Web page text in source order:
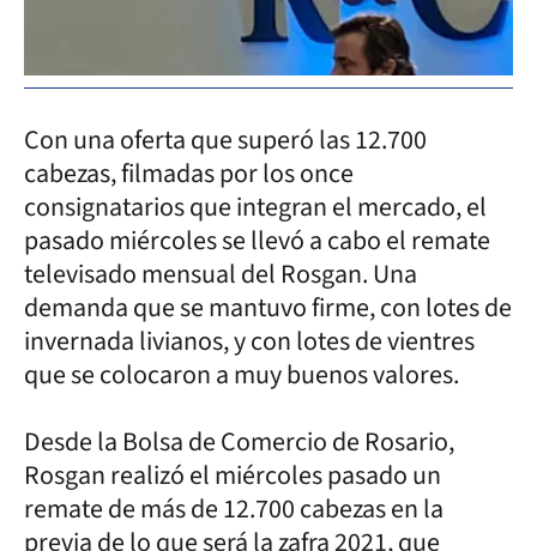
Con una oferta que superó las 12.700
cabezas, filmadas por los once
consignatarios que integran el mercado, el
pasado miércoles se llevó a cabo el remate
televisado mensual del Rosgan. Una
demanda que se mantuvo firme, con lotes de
invernada livianos, y con lotes de vientres
que se colocaron a muy buenos valores.
Desde la Bolsa de Comercio de Rosario,
Rosgan realizó el miércoles pasado un
remate de más de 12.700 cabezas en la
previa de lo que será la zafra 2021, que